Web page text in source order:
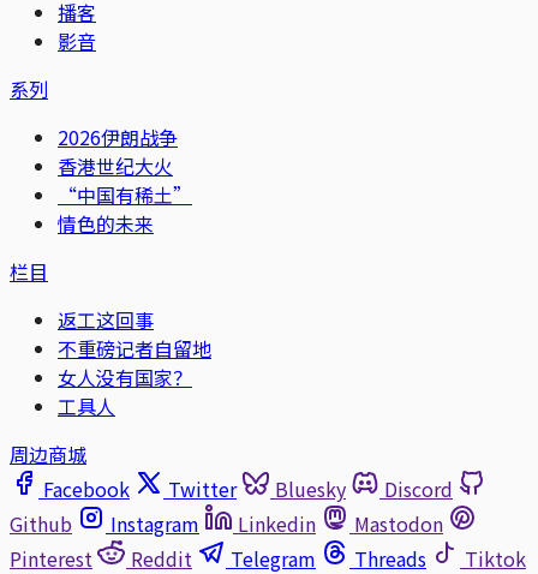
播客
影音
系列
2026伊朗战争
香港世纪大火
“中国有稀土”
情色的未来
栏目
返工这回事
不重磅记者自留地
女人没有国家？
工具人
周边商城
Facebook
Twitter Bluesky
Discord
Github
Instagram Linkedin
Mastodon
Pinterest
Reddit Telegram Threads
Tiktok